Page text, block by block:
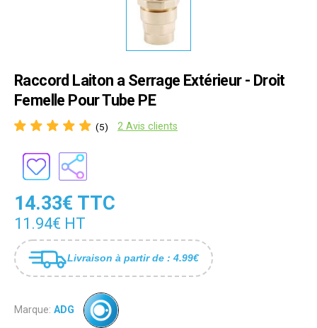
Raccord Laiton a Serrage Extérieur - Droit
Femelle Pour Tube PE
(5) 2 Avis clients
14.33€ TTC
11.94€ HT
Livraison à partir de : 4.99€
Marque: ADG